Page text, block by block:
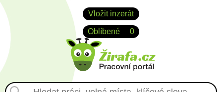
Vložit inzerát
Oblíbené 0